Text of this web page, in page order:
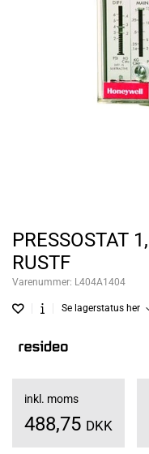
PRESSOSTAT
RUSTF
Varenummer: L404A1404
Se lagerstatus her
inkl. moms
488,75 DKK